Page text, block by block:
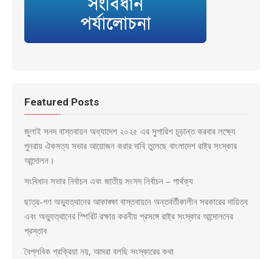
Featured Posts
জুলাই সনদ বাস্তবায়ন অধ্যাদেশ ২০২৫ এর সুপারিশ চূড়ান্ত করবার লক্ষ্যে
পুনরায় ঐকমত্য সভার আয়োজন করার দাবি তুলেছে বাংলাদেশ রাষ্ট্র সংস্কার
আন্দোলন।
সংবিধান সভার নির্বাচন এবং জাতীয় সংসদ নির্বাচন – পার্থক্য
ছাত্র-গণ অভ্যুত্থানের আকাঙ্ক্ষা বাস্তবায়নে অন্তর্বর্তীকালীন সরকারের দায়িত্ব
এবং অভ্যুত্থানের স্পিরিট রক্ষায় করনীয় প্রসঙ্গে রাষ্ট্র সংস্কার আন্দোলনের
প্রস্তাব
বৈপ্লবিক প্রক্রিয়া নয়, আমরা বলছি সংস্কারের কথা